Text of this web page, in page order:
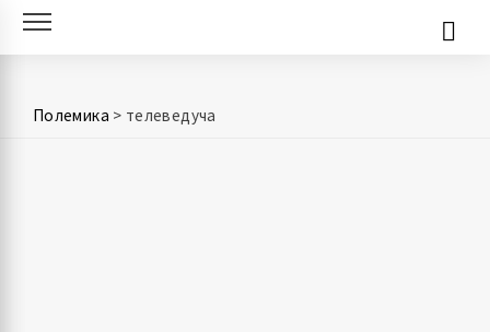
Skip
Полемика > телеведуча